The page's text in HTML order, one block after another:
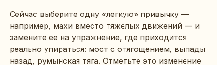
Сейчас выберите одну «легкую» привычку —
например, махи вместо тяжелых движений — и
замените ее на упражнение, где приходится
реально упираться: мост с отягощением, выпады
назад, румынская тяга. Отметьте это изменение